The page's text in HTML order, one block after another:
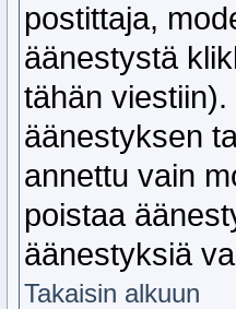
postittaja,
äänestystä
tähän
äänestyksen
annettu vain
poistaa
äänestyksiä
Takaisin alkuun